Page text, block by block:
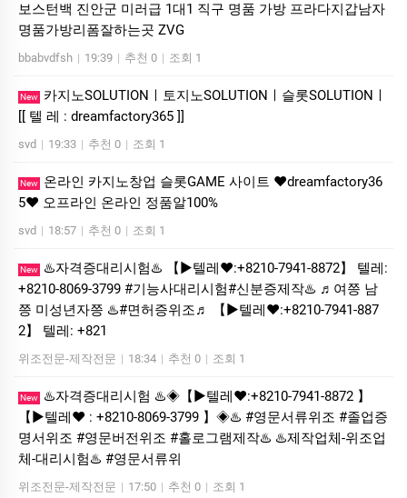
보스턴백 진안군 미러급 1대1 직구 명품 가방 프라다지갑남자
명품가방리폼잘하는곳 ZVG
bbabvdfsh | 19:39 | 추천 0 | 조회 1
New
카­지노SOLUTIONㅣ토지노SOLUTIONㅣ슬롯SOLUTIONㅣ
[[ 텔 레 : dreamfactory365 ]]
svd | 19:33 | 추천 0 | 조회 1
New
온라인 카지노창업 슬롯GAME 사이트 ❤dreamfactory36
5❤ 오프라인 온라인 정품알100%
svd | 18:57 | 추천 0 | 조회 1
New
♨️자격증대리시험♨️ 【▶텔레♥:+8210-7941-8872】 텔레:
+8210-8069-3799 #기능사대리시험#신분증제작♨️ ♬여쯩 남
쯩 미성년자쯩 ♨️#면허증위조♬ 【▶텔레♥:+8210-7941-887
2】 텔레: +821
위조전문-제작전문 | 18:34 | 추천 0 | 조회 1
New
♨️자격증대리시험 ♨️◈【▶텔레♥:+8210-7941-8872 】
【▶텔레♥ : +8210-8069-3799 】◈♨️ #영문서류위조 #졸업증
명서위조 #영문버전위조 #홀로그램제작♨️ ♨️제작업체-위조업
체-대리시험♨️ #영문서류위
위조전문-제작전문 | 17:50 | 추천 0 | 조회 1